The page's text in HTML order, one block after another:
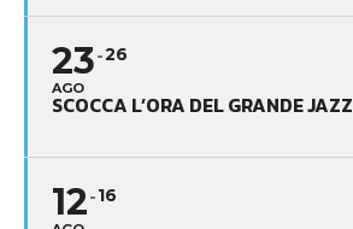
23
AGO
26
SCOCCA L’ORA DEL GRANDE JAZZ
12 16